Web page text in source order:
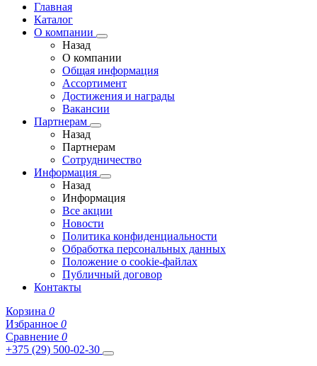
Главная
Каталог
О компании
Назад
О компании
Общая информация
Ассортимент
Достижения и награды
Вакансии
Партнерам
Назад
Партнерам
Сотрудничество
Информация
Назад
Информация
Все акции
Новости
Политика конфиденциальности
Обработка персональных данных
Положение о cookie-файлах
Публичный договор
Контакты
Корзина 0
Избранное 0
Сравнение 0
+375 (29) 500-02-30